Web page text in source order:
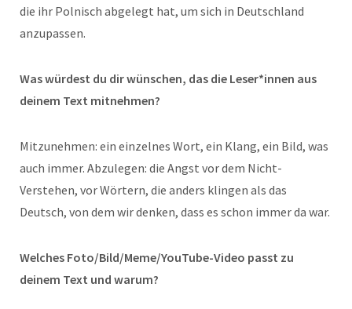
die ihr Polnisch abgelegt hat, um sich in Deutschland
anzupassen.
Was würdest du dir wünschen, das die Leser*innen aus
deinem Text mitnehmen?
Mitzunehmen: ein einzelnes Wort, ein Klang, ein Bild, was
auch immer. Abzulegen: die Angst vor dem Nicht-
Verstehen, vor Wörtern, die anders klingen als das
Deutsch, von dem wir denken, dass es schon immer da war.
Welches Foto/Bild/Meme/YouTube-Video passt zu
deinem Text und warum?